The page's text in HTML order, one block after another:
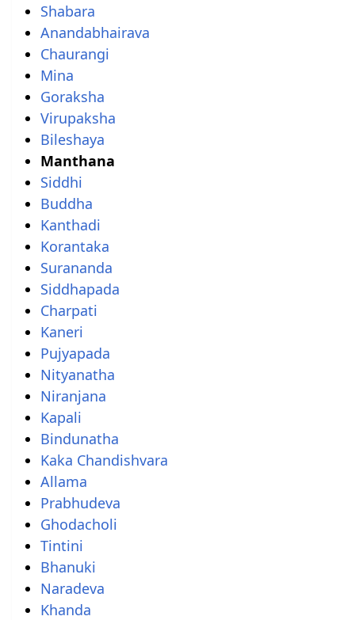
Shabara
Anandabhairava
Chaurangi
Mina
Goraksha
Virupaksha
Bileshaya
Manthana
Siddhi
Buddha
Kanthadi
Korantaka
Surananda
Siddhapada
Charpati
Kaneri
Pujyapada
Nityanatha
Niranjana
Kapali
Bindunatha
Kaka Chandishvara
Allama
Prabhudeva
Ghodacholi
Tintini
Bhanuki
Naradeva
Khanda